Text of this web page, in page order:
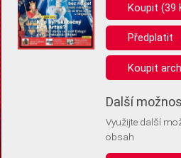
Pro základní fungování webu
(tzv. cookies apod.). Rádi bychom vás
uložením volitelných informací:
Anonymní unikátní ID
Díky němu příště poznáme, že se jedná o
Identifikátor je zcela anonymní.
Vaše souhlasy a odmítnutí si ukládáme
vás už příště znovu neptali. Můžete je
Koupit (39
Předplatit
Koupit
Další
Využijte další
obsah